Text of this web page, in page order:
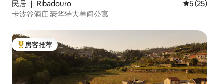
民居 ｜ Ribadouro 平均评分
5 (25)
卡波谷酒庄 豪华特大单间公寓
热门「房客推荐」
房客推荐